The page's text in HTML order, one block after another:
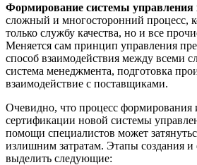
Формирование системы управления
сложный и многосторонний процесс,
только службу качества, но и все
Меняется сам принцип управления
способ взаимодействия между всеми
система менеджмента, подготовка
взаимодействие с поставщиками.
Очевидно, что процесс формирования
сертификации новой системы
помощи специалистов может
излишним затратам. Этапы создания
выделить следующие: